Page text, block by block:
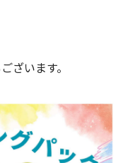
ざいます。